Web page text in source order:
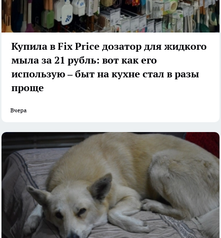
Купила в Fix Price дозатор для жидкого
мыла за 21 рубль: вот как его
использую – быт на кухне стал в разы
проще
Вчера